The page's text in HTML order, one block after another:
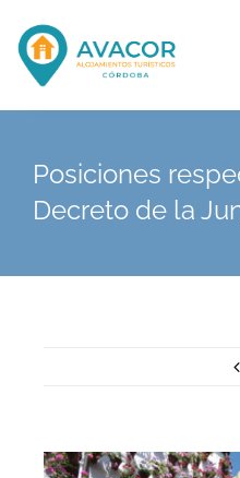
contenido
La Asociación
Posiciones
Decreto de la
Ver